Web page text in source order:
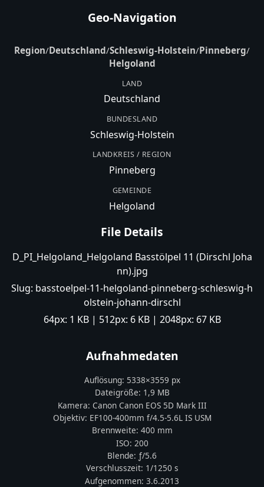
Geo-Navigation
Region/Deutschland/Schleswig-Holstein/Pinneberg/
Helgoland
LAND
Deutschland
BUNDESLAND
Schleswig-Holstein
LANDKREIS / REGION
Pinneberg
GEMEINDE
Helgoland
File Details
D_PI_Helgoland_Helgoland Basstölpel 11 (Dirschl Joha
nn).jpg
Slug: basstoelpel-11-helgoland-pinneberg-schleswig-h
olstein-johann-dirschl
64px: 1 KB| 512px: 6 KB| 2048px: 67 KB
Aufnahmedaten
Auflösung: 5338×3559 px
Dateigröße: 1,9 MB
Kamera: CanonCanon EOS 5D Mark III
Objektiv: EF100-400mm f/4.5-5.6L IS USM
Brennweite: 400 mm
ISO: 200
Blende: ƒ/5.6
Verschlusszeit: 1/1250 s
Aufgenommen: 3.6.2013